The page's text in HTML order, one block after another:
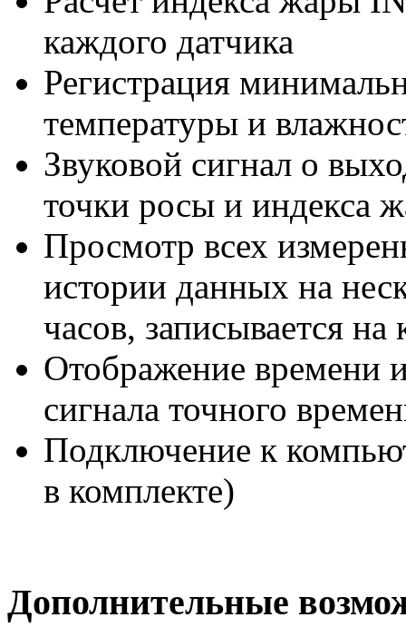
каждого датчика
Регистрация
температуры и
Звуковой сигнал о
точки росы и индекса
Просмотр всех
истории данных на
часов, записывается
Отображение времени
сигнала точного
Подключение к
в комплекте)
Дополнительные